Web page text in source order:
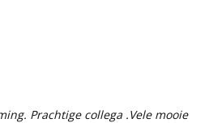
Prachtige collega .Vele mooie